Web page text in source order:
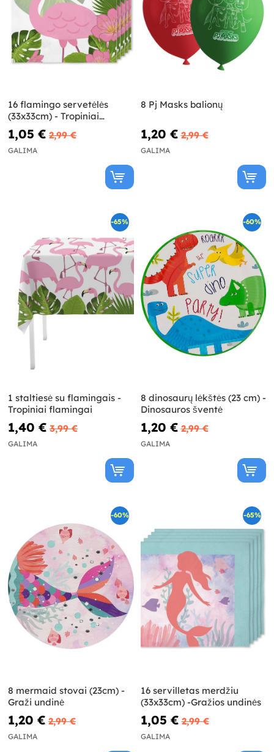
16 flamingo servetėlės
(33x33cm) - Tropiniai
flamengai
1,05 € 2,99 €
GALIMA
8 Pj Masks balionų
1,20 € 2,99 €
GALIMA
-65%
1 staltiesė su flamingais -
Tropiniai flamingai
1,40 € 3,99 €
GALIMA
-60%
8 dinosaurų lėkštės (23 cm) -
Dinosauros šventė
1,20 € 2,99 €
GALIMA
-60%
8 mermaid stovai (23cm) -
Graži undinė
1,20 € 2,99 €
GALIMA
-65%
16 servilletas merdžiu
(33x33cm) -Gražios undinės
1,05 € 2,99 €
GALIMA